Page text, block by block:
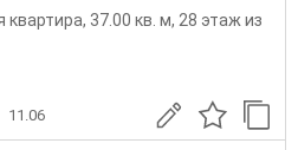
37.00 кв. м, 28 этаж из
11.06